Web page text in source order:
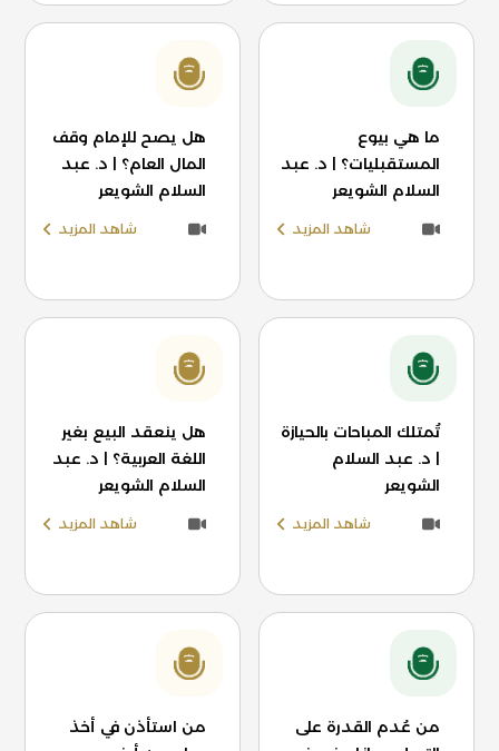
ما هي بيوع
المستقبليات؟ | د. عبد
السلام الشويعر
شاهد المزيد
هل يصح للإمام وقف
المال العام؟ | د. عبد
السلام الشويعر
شاهد المزيد
تُمتلك المباحات بالحيازة
| د. عبد السلام
الشويعر
شاهد المزيد
هل ينعقد البيع بغير
اللغة العربية؟ | د. عبد
السلام الشويعر
شاهد المزيد
من عُدم القدرة على
من استأذن في أخذ